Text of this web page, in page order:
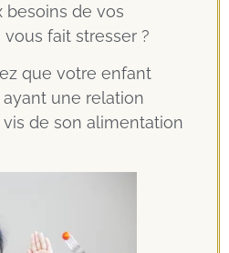
besoins de vos
fait stresser ?
que votre enfant
une relation
vis de son alimentation